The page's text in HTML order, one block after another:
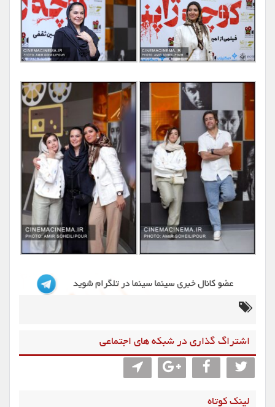
اشتراگ گذاری در شبکه های اجتماعی
لینک کوتاه